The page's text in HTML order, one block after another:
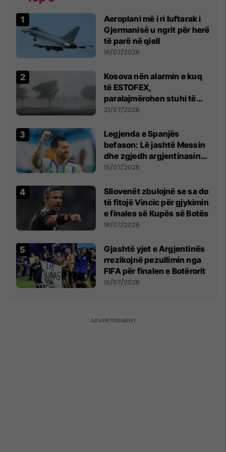
Aeroplani më i ri luftarak i
Gjermanisë u ngrit për herë
të parë në qiell
16/07/2026
Kosova nën alarmin e kuq
të ESTOFEX,
paralajmërohen stuhi të
fuqishme me breshër dhe
21/07/2026
Legjenda e Spanjës
befason: Lë jashtë Messin
dhe zgjedh argjentinasin
më të mirë në botë
15/07/2026
Sllovenët zbulojnë se sa do
të fitojë Vincic për gjykimin
e finales së Kupës së Botës
18/07/2026
Gjashtë yjet e Argjentinës
rrezikojnë pezullimin nga
FIFA për finalen e Botërorit
16/07/2026